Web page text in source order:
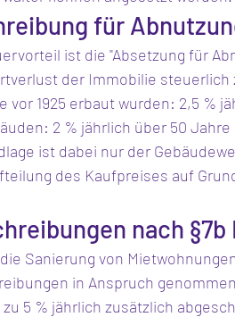
für
ist die "Absetzung für
der Immobilie
vor 1925 erbaut wurden: 2,5 %
2 % jährlich über 50 Jahre
ist dabei nur der
des Kaufpreises auf
nach §7b
Sanierung von
in Anspruch
5 % jährlich zusätzlich